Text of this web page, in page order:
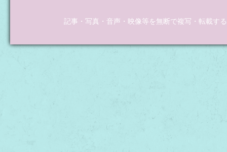
記事・写真・音声・映像等を無断で複写・転載